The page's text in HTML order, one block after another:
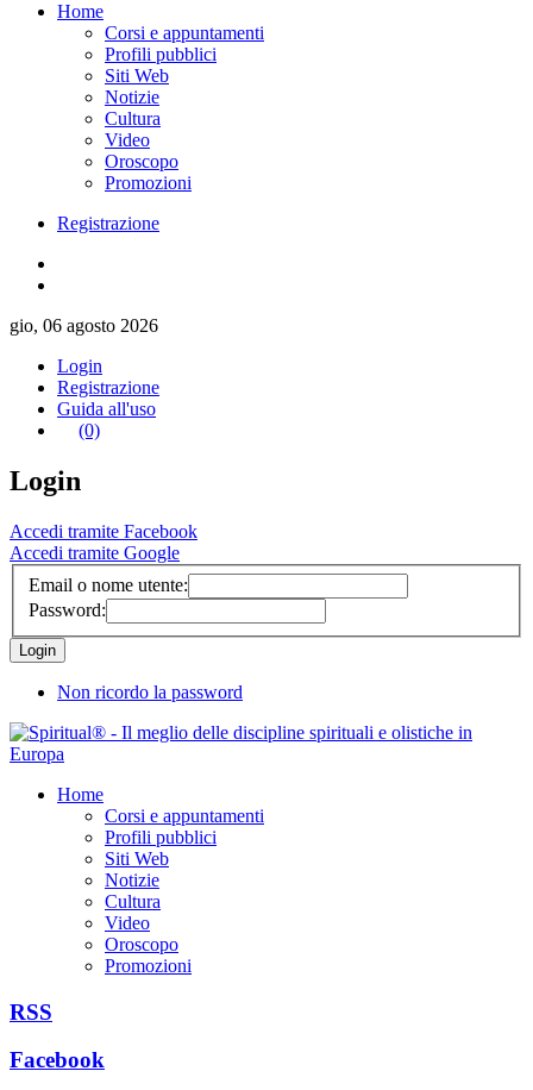
Home
Corsi e appuntamenti
Profili pubblici
Siti Web
Notizie
Cultura
Video
Oroscopo
Promozioni
Registrazione
gio, 06 agosto 2026
Login
Registrazione
Guida all'uso
(0)
Login
Accedi tramite Facebook
Accedi tramite Google
Email o nome utente:
Password:
Non ricordo la password
Home
Corsi e appuntamenti
Profili pubblici
Siti Web
Notizie
Cultura
Video
Oroscopo
Promozioni
RSS
Facebook